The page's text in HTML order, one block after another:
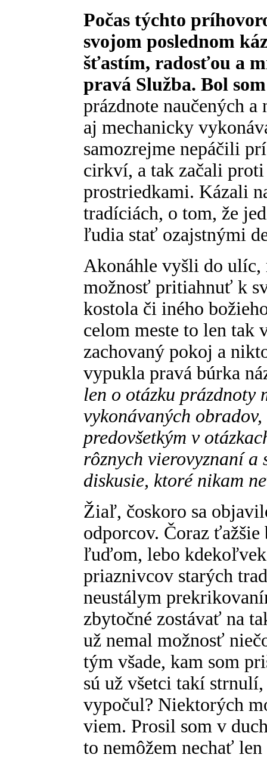
Počas týchto
svojom poslednom
šťastím, radosťou a
pravá Služba. Bol
prázdnote naučených
aj mechanicky
samozrejme nepáčili
cirkví, a tak začali
prostriedkami. Kázali
tradíciách, o tom, že
ľudia stať ozajstnými
Akonáhle vyšli do
možnosť pritiahnuť k
kostola či iného
celom meste to len
zachovaný pokoj a
vypukla pravá búrka
len o otázku prázdnoty
vykonávaných
predovšetkým v
rôznych vierovyznaní a
diskusie, ktoré nikam
Žiaľ, čoskoro sa
odporcov. Čoraz
ľuďom, lebo
priaznivcov starých
neustálym
zbytočné zostávať na
už nemal možnosť
tým všade, kam som
sú už všetci takí
vypočul? Niektorých
viem. Prosil som v
to nemôžem nechať len